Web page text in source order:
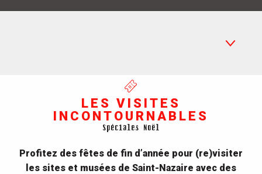
Fééries de Noël
Idées cadeaux
LES VISITES
INCONTOURNABLES
Spéciales Noël
Profitez des fêtes de fin d’année pour (re)visiter
les sites et musées de Saint-Nazaire avec des